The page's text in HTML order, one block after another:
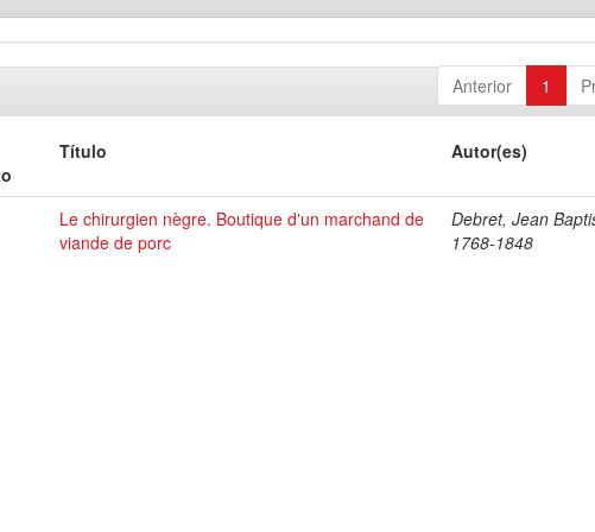
Anterior 1
Título Autor(es)
Le chirurgien nègre. Boutique d'un marchand de
viande de porc
Debret, Jean
1768-1848